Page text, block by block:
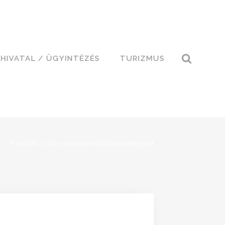
HIVATAL / ÜGYINTÉZÉS TURIZMUS